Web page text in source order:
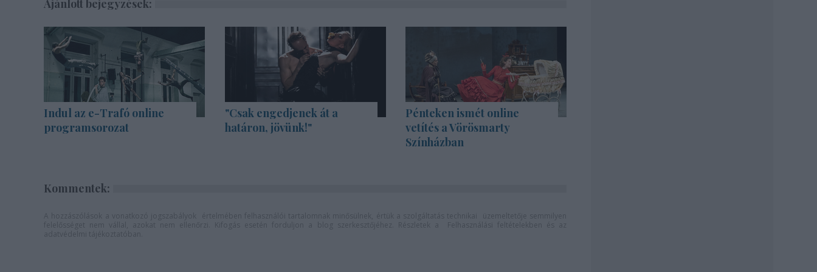
Ajánlott bejegyzések:
Indul az e-Trafó online
programsorozat
"Csak engedjenek át a
határon, jövünk!"
Pénteken ismét online
vetítés a Vörösmarty
Színházban
Kommentek: